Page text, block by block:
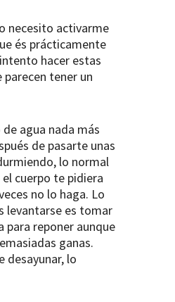
necesito activarme
és prácticamente
hacer estas
tener un
agua nada más
de pasarte unas
lo normal
cuerpo te pidiera
no lo haga. Lo
levantarse es tomar
para reponer aunque
ganas.
desayunar, lo